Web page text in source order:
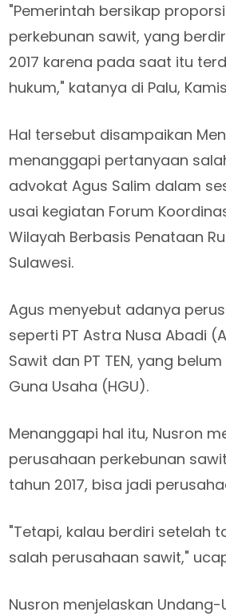
"Pemerintah bersikap
perkebunan sawit, yang
2017 karena pada saat itu
hukum," katanya di Palu,
Hal tersebut disampaikan
menanggapi pertanyaan
advokat Agus Salim dalam
usai kegiatan Forum
Wilayah Berbasis Penataan
Sulawesi.
Agus menyebut adanya
seperti PT Astra Nusa Abadi
Sawit dan PT TEN, yang
Guna Usaha (HGU).
Menanggapi hal itu, Nusron
perusahaan perkebunan
tahun 2017, bisa jadi
"Tetapi, kalau berdiri setelah
salah perusahaan sawit,"
Nusron menjelaskan Undang-